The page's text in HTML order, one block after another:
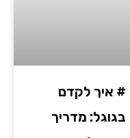
# איך לקדם
בגוגל: מדריך